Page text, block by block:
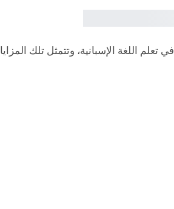
اللغة الإسبانية، وتتمثل تلك المزايا